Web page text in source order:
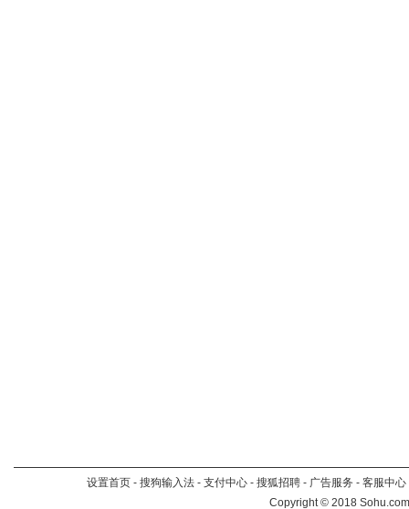
设置首页 - 搜狗输入法 - 支付中心 - 搜狐招聘 - 广告服务 - 客服中心
Copyright©2018